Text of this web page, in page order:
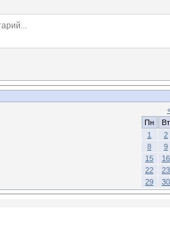
Пн
Вт
1
2
8
9
15
16
22
23
29
30